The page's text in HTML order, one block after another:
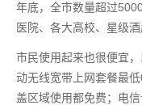
年底，全市数量超过
医院、各大高校、星级酒
市民使用起来也很便宜
动无线宽带上网套餐最
盖区域使用都免费；电